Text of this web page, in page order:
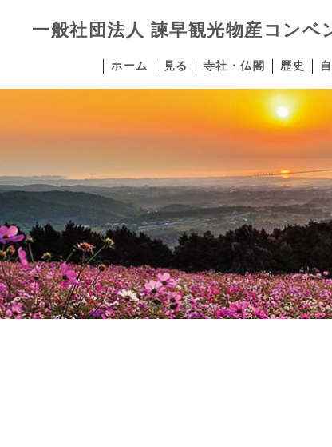
一般社団法人 諫早観光物産コンベ
ホーム 見る 寺社・仏閣 歴史